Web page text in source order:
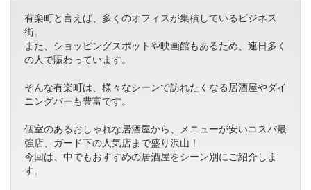
有楽町と言えば、多くのオフィスが集積しているビジネス
街。
また、ショッピングスポットや映画館もあるため、連日多く
の人で賑わっています。
そんな有楽町は、様々なシーンで訪れたくなる居酒屋やダイ
ニングバーも豊富です。
個室のあるおしゃれな居酒屋から、メニューが安いコスパ最
強店、ガード下の人気店まで盛り沢山！
今回は、中でもおすすめの居酒屋をシーン別にご紹介しま
す。